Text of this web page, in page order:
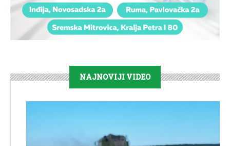
NAJNOVIJI VIDEO